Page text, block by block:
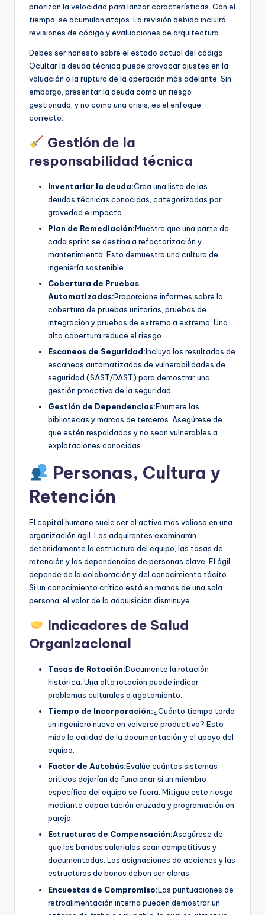
priorizan la velocidad para lanzar características. Con el
tiempo, se acumulan atajos. La revisión debida incluirá
revisiones de código y evaluaciones de arquitectura.
Debes ser honesto sobre el estado actual del código.
Ocultar la deuda técnica puede provocar ajustes en la
valuación o la ruptura de la operación más adelante. Sin
embargo, presentar la deuda como un riesgo
gestionado, y no como una crisis, es el enfoque
correcto.
Gestión de la
responsabilidad técnica
Inventariar la deuda:Crea una lista de las
deudas técnicas conocidas, categorizadas por
gravedad e impacto.
Plan de Remediación:Muestre que una parte de
cada sprint se destina a refactorización y
mantenimiento. Esto demuestra una cultura de
ingeniería sostenible.
Cobertura de Pruebas
Automatizadas:Proporcione informes sobre la
cobertura de pruebas unitarias, pruebas de
integración y pruebas de extremo a extremo. Una
alta cobertura reduce el riesgo.
Escaneos de Seguridad:Incluya los resultados de
escaneos automatizados de vulnerabilidades de
seguridad (SAST/DAST) para demostrar una
gestión proactiva de la seguridad.
Gestión de Dependencias:Enumere las
bibliotecas y marcos de terceros. Asegúrese de
que estén respaldados y no sean vulnerables a
explotaciones conocidas.
Personas, Cultura y
Retención
El capital humano suele ser el activo más valioso en una
organización ágil. Los adquirentes examinarán
detenidamente la estructura del equipo, las tasas de
retención y las dependencias de personas clave. El ágil
depende de la colaboración y del conocimiento tácito.
Si un conocimiento crítico está en manos de una sola
persona, el valor de la adquisición disminuye.
Indicadores de Salud
Organizacional
Tasas de Rotación:Documente la rotación
histórica. Una alta rotación puede indicar
problemas culturales o agotamiento.
Tiempo de Incorporación:¿Cuánto tiempo tarda
un ingeniero nuevo en volverse productivo? Esto
mide la calidad de la documentación y el apoyo del
equipo.
Factor de Autobús:Evalúe cuántos sistemas
críticos dejarían de funcionar si un miembro
específico del equipo se fuera. Mitigue este riesgo
mediante capacitación cruzada y programación en
pareja.
Estructuras de Compensación:Asegúrese de
que las bandas salariales sean competitivas y
documentadas. Las asignaciones de acciones y las
estructuras de bonos deben ser claras.
Encuestas de Compromiso:Las puntuaciones de
retroalimentación interna pueden demostrar un